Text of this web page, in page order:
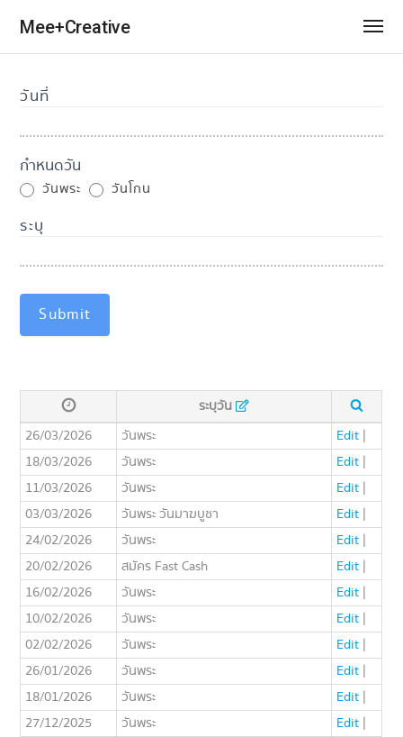
Mee+Creative
Special
Day
วันที่
กำหนดวัน
วันพระ วันโกน
ระบุ
Submit
ระบุวัน
26/03/2026
วันพระ Edit |
18/03/2026
วันพระ Edit |
11/03/2026
วันพระ Edit |
03/03/2026
วันพระ วันมาฆบูชา Edit |
24/02/2026
วันพระ Edit |
20/02/2026
สมัคร Fast Cash Edit |
16/02/2026
วันพระ Edit |
10/02/2026
วันพระ Edit |
02/02/2026
วันพระ Edit |
26/01/2026
วันพระ Edit |
18/01/2026
วันพระ Edit |
27/12/2025
วันพระ Edit |